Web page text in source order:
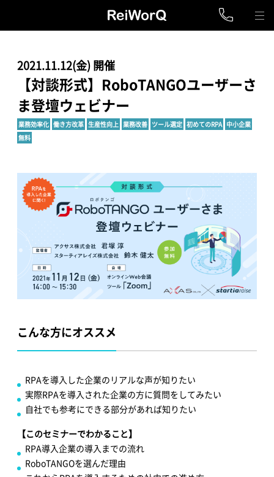
2021.11.12(金) 開催
【対談形式】RoboTANGOユーザーさ
ま登壇ウェビナー
業務効率化 働き方改革 生産性向上 業務改善 ツール選定 初めてのRPA 中小企業
無料
こんな方にオススメ
RPAを導入した企業のリアルな声が知りたい
実際RPAを導入された企業の方に質問をしてみたい
自社でも参考にできる部分があれば知りたい
【このセミナーでわかること】
RPA導入企業の導入までの流れ
RoboTANGOを選んだ理由